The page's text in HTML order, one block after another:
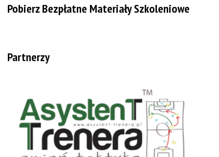
Pobierz Bezpłatne Materiały Szkoleniowe
Partnerzy